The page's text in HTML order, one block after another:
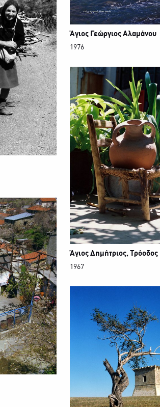
Άγιος Γεώργιος Αλαμάνου
1976
Άγιος Δημήτριος, Τρόοδος
1967